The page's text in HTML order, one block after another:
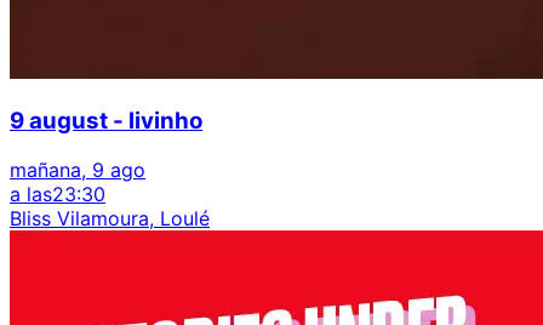
9 august - livinho
mañana, 9 ago
a las23:30
Bliss Vilamoura, Loulé